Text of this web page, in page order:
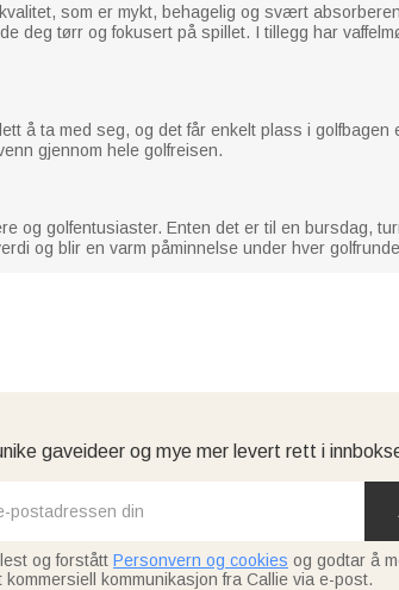
som er mykt, behagelig og svært
deg tørr og fokusert på spillet. I tillegg har
å ta med seg, og det får enkelt plass i golfbagen
gjennom hele golfreisen.
og golfentusiaster. Enten det er til en bursdag,
og blir en varm påminnelse under hver
gaveideer og mye mer levert rett i
og forstått Personvern og cookies og godtar å
kommersiell kommunikasjon fra Callie via e-post.